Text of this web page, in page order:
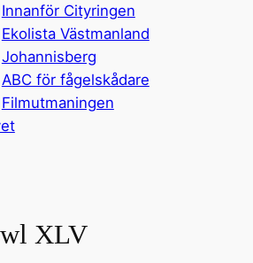
Innanför Cityringen
Ekolista Västmanland
Johannisberg
ABC för fågelskådare
Filmutmaningen
XLV